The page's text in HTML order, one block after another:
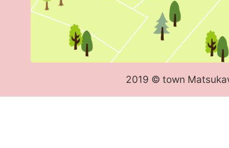
2019 © town